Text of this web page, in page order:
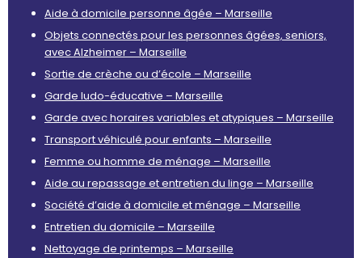
Aide à domicile personne âgée – Marseille
Objets connectés pour les personnes âgées, seniors,
avec Alzheimer – Marseille
Sortie de crèche ou d’école – Marseille
Garde ludo-éducative – Marseille
Garde avec horaires variables et atypiques – Marseille
Transport véhiculé pour enfants – Marseille
Femme ou homme de ménage – Marseille
Aide au repassage et entretien du linge – Marseille
Société d’aide à domicile et ménage – Marseille
Entretien du domicile – Marseille
Nettoyage de printemps – Marseille